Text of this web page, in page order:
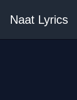
Naat Lyrics